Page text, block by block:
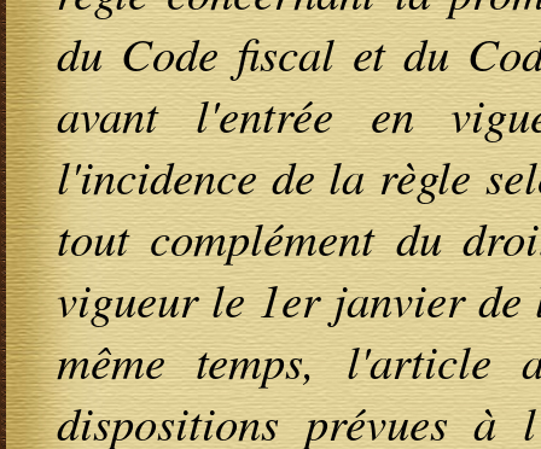
du Code fiscal et du
avant l'entrée en
l'incidence de la règle
tout complément du
vigueur le 1er janvier de
même temps, l'article
dispositions prévues